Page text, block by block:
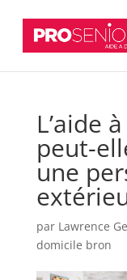
L’aide
peut-
une
par Lawrence
domicile bron